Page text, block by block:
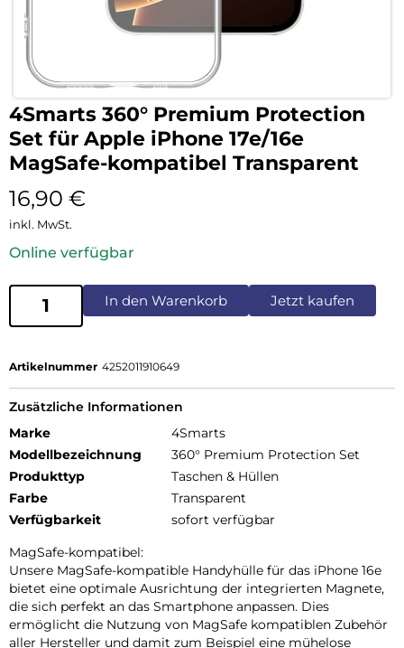
4Smarts 360° Premium Protection
Set für Apple iPhone 17e/16e
MagSafe-kompatibel Transparent
16,90 €
inkl. MwSt.
Online verfügbar
In den Warenkorb Jetzt kaufen
Artikelnummer 4252011910649
Zusätzliche Informationen
Marke
4Smarts
Modellbezeichnung
360° Premium Protection Set
Produkttyp
Taschen & Hüllen
Farbe
Transparent
Verfügbarkeit
sofort verfügbar
MagSafe-kompatibel:
Unsere MagSafe-kompatible Handyhülle für das iPhone 16e
bietet eine optimale Ausrichtung der integrierten Magnete,
die sich perfekt an das Smartphone anpassen. Dies
ermöglicht die Nutzung von MagSafe kompatiblen Zubehör
aller Hersteller und damit zum Beispiel eine mühelose